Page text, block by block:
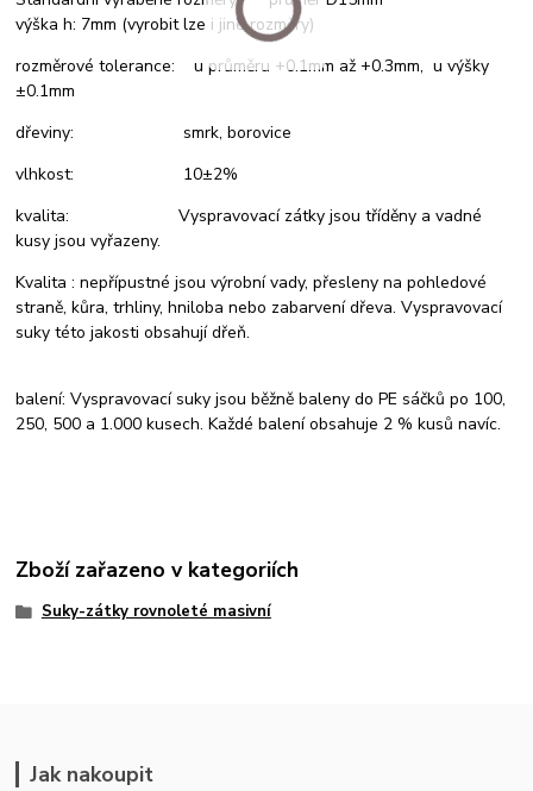
výška h: 7mm (vyrobit lze i jiné rozměry)
rozměrové tolerance: u průměru +0.1mm až +0.3mm, u výšky
±0.1mm
dřeviny: smrk, borovice
vlhkost: 10±2%
kvalita: Vyspravovací zátky jsou tříděny a vadné
kusy jsou vyřazeny.
Kvalita : nepřípustné jsou výrobní vady, přesleny na pohledové
straně, kůra, trhliny, hniloba nebo zabarvení dřeva. Vyspravovací
suky této jakosti obsahují dřeň.
balení: Vyspravovací suky jsou běžně baleny do PE sáčků po 100,
250, 500 a 1.000 kusech. Každé balení obsahuje 2 % kusů navíc.
Zboží zařazeno v kategoriích
Suky-zátky rovnoleté masivní
Jak nakoupit